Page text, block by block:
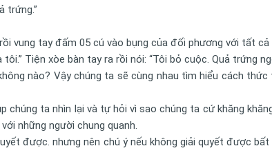
trứng.”
vung tay đấm 05 cú vào bụng của đối phương với tất
Tiện xòe bàn tay ra rồi nói: “Tôi bỏ cuộc. Quả trứng
nào? Vậy chúng ta sẽ cùng nhau tìm hiểu cách
ta nhìn lại và tự hỏi vì sao chúng ta cứ khăng
những người chung quanh.
được. nhưng nên chú ý nếu không giải quyết được